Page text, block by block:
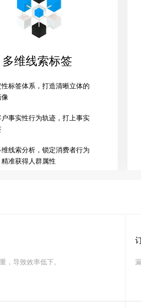
多维线索标签
性标签体系，打造清晰立体的
像
事实性行为轨迹，打上事实
线索分析，锁定消费者行为
精准获得人群属性
，导致效率低下。